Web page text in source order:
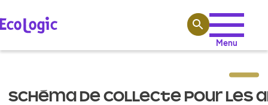
Menu
SCHÉMA DE COLLECTE POUR LES